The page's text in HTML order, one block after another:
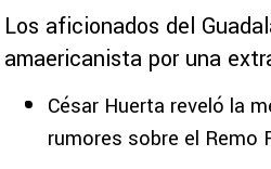
Los aficionados del
amaericanista por una
César Huerta reveló la
rumores sobre el Remo